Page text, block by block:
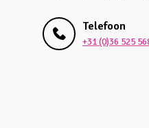
Telefoon
+31 (0)36 525